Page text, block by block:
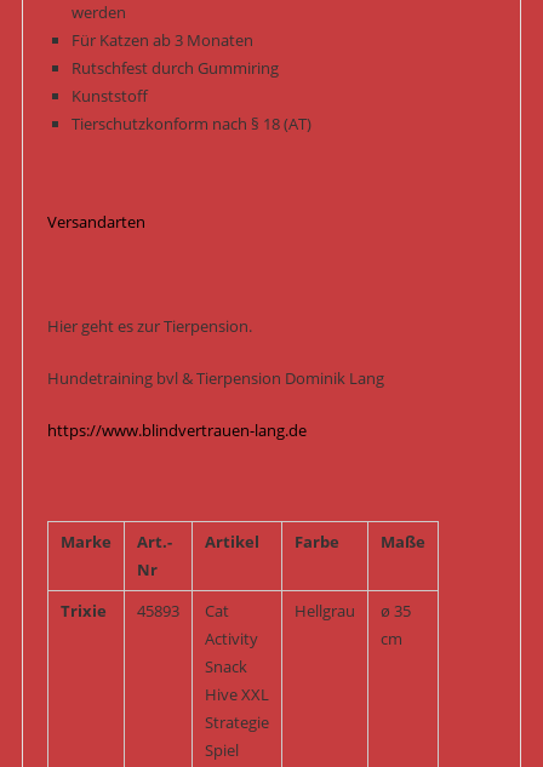
werden
Für Katzen ab 3 Monaten
Rutschfest durch Gummiring
Kunststoff
Tierschutzkonform nach § 18 (AT)
Versandarten
Hier geht es zur Tierpension.
Hundetraining bvl & Tierpension Dominik Lang
https://www.blindvertrauen-lang.de
Marke
Art.-
Nr
Artikel Farbe Maße
Trixie 45893
Cat
Activity
Snack
Hive XXL
Strategie
Spiel
Hellgrau
ø 35
cm